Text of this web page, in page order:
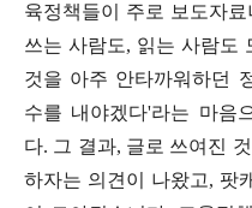
육정책들이 주로 보도자
쓰는 사람도, 읽는 사람도
것을 아주 안타까워하던
수를 내야겠다'라는 마음
다. 그 결과, 글로 쓰여진
하자는 의견이 나왔고, 팟